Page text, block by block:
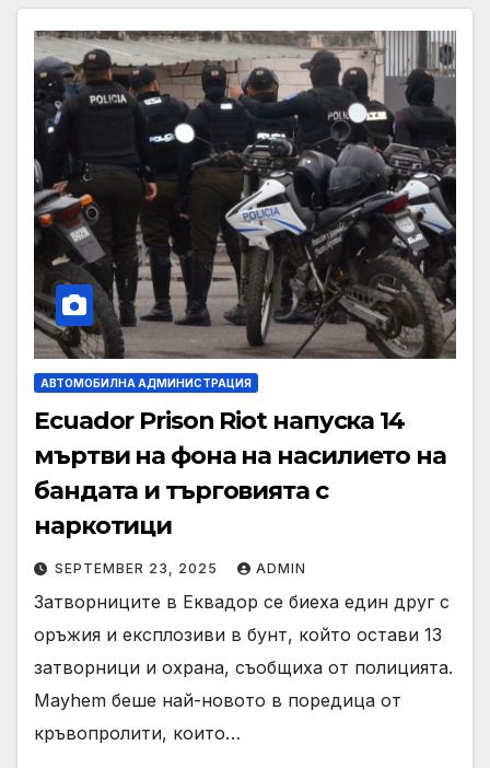
АВТОМОБИЛНА АДМИНИСТРАЦИЯ
Ecuador Prison Riot напуска 14
мъртви на фона на насилието на
бандата и търговията с
наркотици
SEPTEMBER 23, 2025 ADMIN
Затворниците в Еквадор се биеха един друг с
оръжия и експлозиви в бунт, който остави 13
затворници и охрана, съобщиха от полицията.
Mayhem беше най-новото в поредица от
кръвопролити, които…